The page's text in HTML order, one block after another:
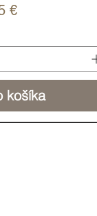
€
košíka